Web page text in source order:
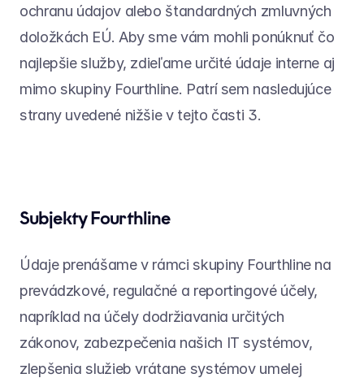
ochranu údajov alebo štandardných zmluvných
doložkách EÚ. Aby sme vám mohli ponúknuť čo
najlepšie služby, zdieľame určité údaje interne aj
mimo skupiny Fourthline. Patrí sem nasledujúce
strany uvedené nižšie v tejto časti 3.
Subjekty Fourthline
Údaje prenášame v rámci skupiny Fourthline na
prevádzkové, regulačné a reportingové účely,
napríklad na účely dodržiavania určitých
zákonov, zabezpečenia našich IT systémov,
zlepšenia služieb vrátane systémov umelej